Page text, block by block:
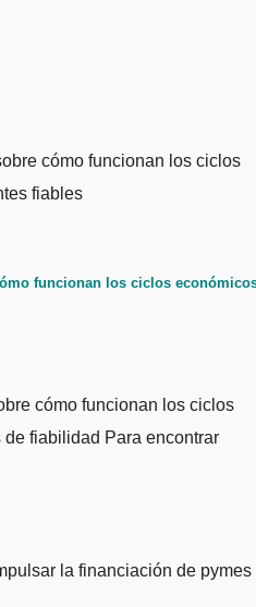
funcionan los ciclos
cómo funcionan los ciclos
fiabilidad Para encontrar